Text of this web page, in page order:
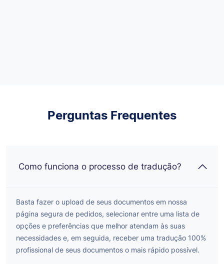
Perguntas Frequentes
Como funciona o processo de tradução?
Basta fazer o upload de seus documentos em nossa
página segura de pedidos, selecionar entre uma lista de
opções e preferências que melhor atendam às suas
necessidades e, em seguida, receber uma tradução 100%
profissional de seus documentos o mais rápido possível.